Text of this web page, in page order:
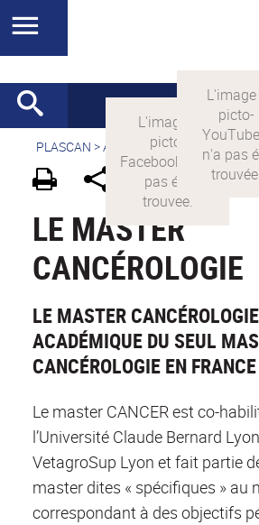
PLASCAN >Accueil > La formation >
LE MASTER
CANCÉROLOGIE
LE MASTER
ACADÉMIQUE DU SEUL
CANCÉROLOGIE EN FRANCE
Le master CANCER est co-
l’Université Claude Bernard
VetagroSup Lyon et fait partie
master dites « spécifiques » au
correspondant à des objectifs